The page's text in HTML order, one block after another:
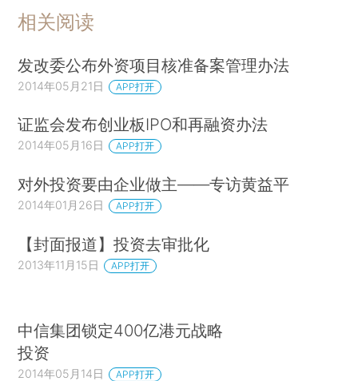
相关阅读
发改委公布外资项目核准备案管理办法
2014年05月21日 APP打开
证监会发布创业板IPO和再融资办法
2014年05月16日 APP打开
对外投资要由企业做主——专访黄益平
2014年01月26日 APP打开
【封面报道】投资去审批化
2013年11月15日 APP打开
中信集团锁定400亿港元战略
投资
2014年05月14日 APP打开